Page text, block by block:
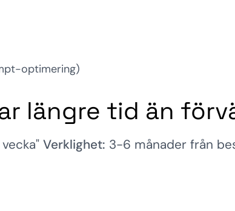
optimering)
längre tid än
vecka"Verklighet: 3-6 månader från